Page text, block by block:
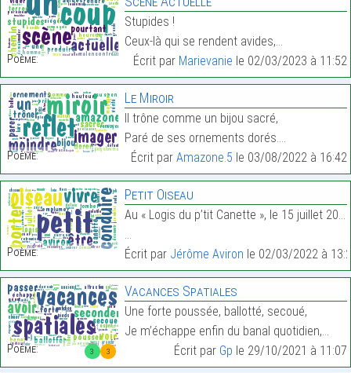
Poème:
Stupides !
Ceux-là qui se rendent avides,…
Écrit par Marievanie le 02/03/2023 à 11:52
Poème:
Le Miroir
Il trône comme un bijou sacré,
Paré de ses ornements dorés.…
Écrit par Amazone.5 le 03/08/2022 à 16:42
Poème:
Petit Oiseau
Au « Logis du p’tit Canette », le 15 juillet 2021
…
Écrit par Jérôme Aviron le 02/03/2022 à
3 3
Poème:
Vacances Spatiales
Une forte poussée, ballotté, secoué,
Je m’échappe enfin du banal quotidien,…
Écrit par Gp le 29/10/2021 à 11:07